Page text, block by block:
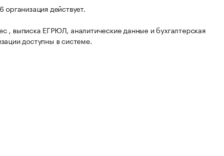
организация действует.
, выписка ЕГРЮЛ, аналитические данные и бухгалтерская
доступны в системе.